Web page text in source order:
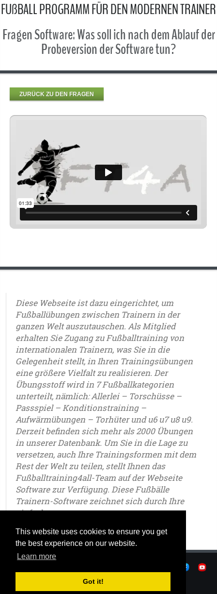
This website uses cookies to ensure you get
the best experience on our website.
Learn more
Got it!
FUßBALL PROGRAMM FÜR DEN MODERNEN TRAINER
Fragen Software: Was soll ich nach dem Ablauf der
Probeversion der Software tun?
ZURÜCK ZU DEN FRAGEN
Diese Webseite ist dazu eingerichtet, um
Fußballübungen zwischen Trainern in der
ganzen Welt auszutauschen. Als Mitglied
erhalten Sie Zugang zu Fußballtraining von
internationalen Trainern, was Sie in die
Gelegenheit stellt, in Ihren Trainingsübungen
eine größere Vielfalt zu realisieren. Der
Übungsstoff wird in 7 Fußballkategorien
unterteilt, nämlich: Allerlei – Torschüsse –
Passspiel – Konditionstraining –
Aufwärmübungen – Torhüter und u6 u7 u8 u9.
Derzeit befinden sich mehr als 2000 Übungen
in unserer Datenbank. Um Sie in die Lage zu
versetzen, auch Ihre Trainingsformen mit dem
Rest der Welt zu teilen, stellt Ihnen das
Fußballtraining4all-Team auf der Webseite
Software zur Verfügung. Diese Fußbälle
Trainern-Software zeichnet sich durch Ihre
einfache.